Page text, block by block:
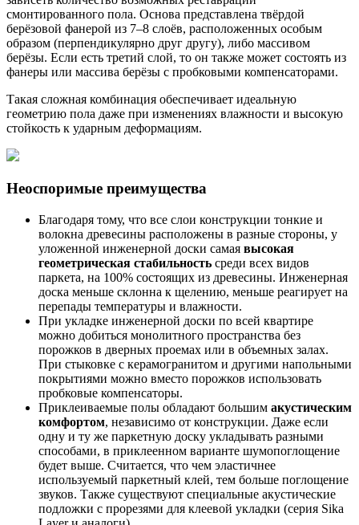
смонтированного пола. Основа представлена твёрдой
берёзовой фанерой из 7–8 слоёв, расположенных особым
образом (перпендикулярно друг другу), либо массивом
берёзы. Если есть третий слой, то он также может состоять из
фанеры или массива берёзы с пробковыми компенсаторами.
Такая сложная комбинация обеспечивает идеальную
геометрию пола даже при изменениях влажности и высокую
стойкость к ударным деформациям.
Неоспоримые преимущества
Благодаря тому, что все слои конструкции тонкие и
волокна древесины расположены в разные стороны, у
уложенной инженерной доски самая высокая
геометрическая стабильность среди всех видов
паркета, на 100% состоящих из древесины. Инженерная
доска меньше склонна к щелению, меньше реагирует на
перепады температуры и влажности.
При укладке инженерной доски по всей квартире
можно добиться монолитного пространства без
порожков в дверных проемах или в объемных залах.
При стыковке с керамогранитом и другими напольными
покрытиями можно вместо порожков использовать
пробковые компенсаторы.
Приклеиваемые полы обладают большим акустическим
комфортом, независимо от конструкции. Даже если
одну и ту же паркетную доску укладывать разными
способами, в приклеенном варианте шумопоглощение
будет выше. Считается, что чем эластичнее
используемый паркетный клей, тем больше поглощение
звуков. Также существуют специальные акустические
подложки с прорезями для клеевой укладки (серия Sika